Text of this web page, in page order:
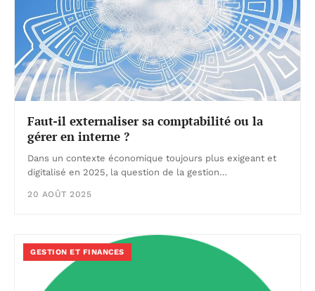
Faut-il externaliser sa comptabilité ou la
gérer en interne ?
Dans un contexte économique toujours plus exigeant et
digitalisé en 2025, la question de la gestion…
20 AOÛT 2025
GESTION ET FINANCES